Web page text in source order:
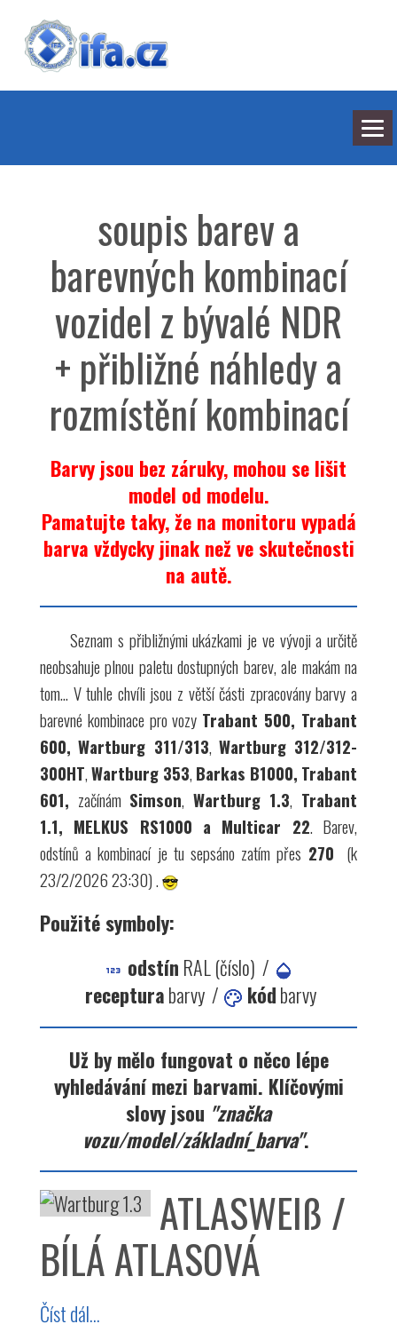
BARVY
SEDMILHÁŘI
ARCHIV
KONTAKT
soupis barev a
barevných kombinací
vozidel z bývalé NDR
+ přibližné náhledy a
rozmístění kombinací
Barvy jsou bez záruky, mohou se lišit
model od modelu.
Pamatujte taky, že na monitoru vypadá
barva vždycky jinak než ve skutečnosti
na autě.
Seznam s přibližnými ukázkami je ve vývoji a určitě
neobsahuje plnou paletu dostupných barev, ale makám na
tom... V tuhle chvíli jsou z větší části zpracovány barvy a
barevné kombinace pro vozy Trabant 500, Trabant
600, Wartburg 311/313, Wartburg 312/312-
300HT,Wartburg 353, Barkas B1000, Trabant
601, začínám Simson, Wartburg 1.3, Trabant
1.1, MELKUS RS1000 a Multicar 22. Barev,
odstínů a kombinací je tu sepsáno zatím přes 270 (k
23/2/2026 23:30) .
Použité symboly:
odstín RAL (číslo) /
recepturabarvy / kódbarvy
Už by mělo fungovat o něco lépe
vyhledávání mezi barvami. Klíčovými
slovy jsou "značka
vozu/model/základní_barva".
ATLASWEIß /
BÍLÁ ATLASOVÁ
Číst dál...